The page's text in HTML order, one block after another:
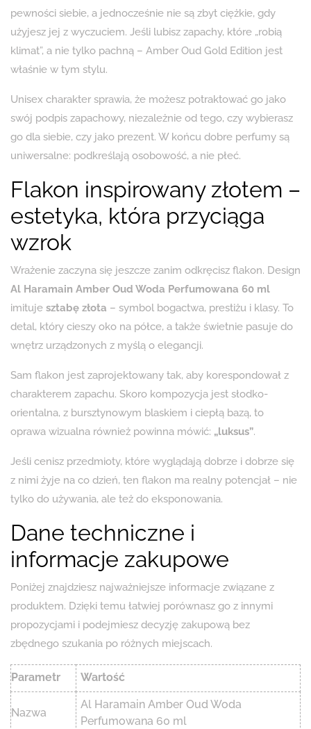
pewności siebie, a jednocześnie nie są zbyt ciężkie, gdy
użyjesz jej z wyczuciem. Jeśli lubisz zapachy, które „robią
klimat”, a nie tylko pachną – Amber Oud Gold Edition jest
właśnie w tym stylu.
Unisex charakter sprawia, że możesz potraktować go jako
swój podpis zapachowy, niezależnie od tego, czy wybierasz
go dla siebie, czy jako prezent. W końcu dobre perfumy są
uniwersalne: podkreślają osobowość, a nie płeć.
Flakon inspirowany złotem –
estetyka, która przyciąga
wzrok
Wrażenie zaczyna się jeszcze zanim odkręcisz flakon. Design
Al Haramain Amber Oud Woda Perfumowana 60 ml
imituje sztabę złota – symbol bogactwa, prestiżu i klasy. To
detal, który cieszy oko na półce, a także świetnie pasuje do
wnętrz urządzonych z myślą o elegancji.
Sam flakon jest zaprojektowany tak, aby korespondował z
charakterem zapachu. Skoro kompozycja jest słodko-
orientalna, z bursztynowym blaskiem i ciepłą bazą, to
oprawa wizualna również powinna mówić: „luksus”.
Jeśli cenisz przedmioty, które wyglądają dobrze i dobrze się
z nimi żyje na co dzień, ten flakon ma realny potencjał – nie
tylko do używania, ale też do eksponowania.
Dane techniczne i
informacje zakupowe
Poniżej znajdziesz najważniejsze informacje związane z
produktem. Dzięki temu łatwiej porównasz go z innymi
propozycjami i podejmiesz decyzję zakupową bez
zbędnego szukania po różnych miejscach.
Parametr Wartość
Nazwa
Al Haramain Amber Oud Woda
Perfumowana 60 ml